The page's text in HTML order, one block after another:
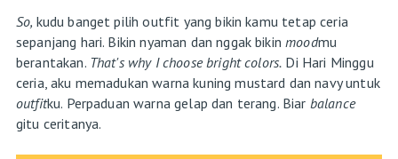
So, kudu banget pilih outfit yang bikin kamu tetap ceria
sepanjang hari. Bikin nyaman dan nggak bikin moodmu
berantakan. That's why I choose bright colors. Di Hari Minggu
ceria, aku memadukan warna kuning mustard dan navy untuk
outfitku. Perpaduan warna gelap dan terang. Biar balance
gitu ceritanya.